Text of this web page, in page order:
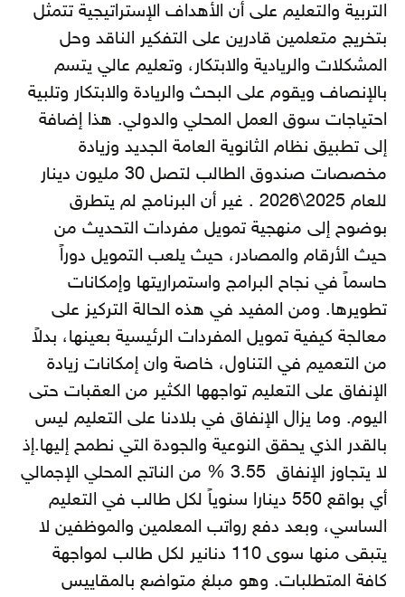
التربية والتعليم على أن الأهداف الإستراتيجية تتمثل
بتخريج متعلمين قادرين على التفكير الناقد وحل
المشكلات والريادية والابتكار، وتعليم عالي يتسم
بالإنصاف ويقوم على البحث والريادة والابتكار وتلبية
احتياجات سوق العمل المحلي والدولي. هذا إضافة
إلى تطبيق نظام الثانوية العامة الجديد وزيادة
مخصصات صندوق الطالب لتصل 30 مليون دينار
للعام 2025\2026 . غير أن البرنامج لم يتطرق
بوضوح إلى منهجية تمويل مفردات التحديث من
حيث الأرقام والمصادر، حيث يلعب التمويل دوراً
حاسماً في نجاح البرامج واستمراريتها وإمكانات
تطويرها. ومن المفيد في هذه الحالة التركيز على
معالجة كيفية تمويل المفردات الرئيسية بعينها، بدلاً
من التعميم في التناول، خاصة وان إمكانات زيادة
الإنفاق على التعليم تواجهها الكثير من العقبات حتى
اليوم. وما يزال الإنفاق في بلادنا على التعليم ليس
بالقدر الذي يحقق النوعية والجودة التي نطمح إليها.إذ
لا يتجاوز الإنفاق 3.55 % من الناتج المحلي الإجمالي
أي بواقع 550 دينارا سنوياً لكل طالب في التعليم
الساسي، وبعد دفع رواتب المعلمين والموظفين لا
يتبقى منها سوى 110 دنانير لكل طالب لمواجهة
كافة المتطلبات. وهو مبلغ متواضع بالمقاييس